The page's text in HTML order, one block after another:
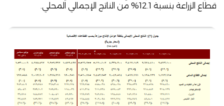
قطاع الزراعة بنسبة 12.1% من الناتج الإجمالي المحلي.